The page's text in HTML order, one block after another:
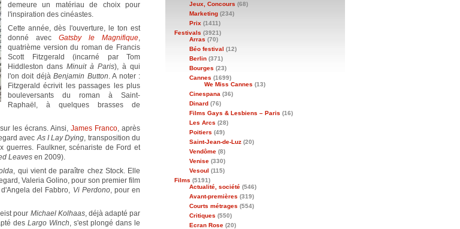
demeure un matériau de choix pour
l'inspiration des cinéastes.
Cette année, dès l'ouverture, le ton est
donné avec Gatsby le Magnifique,
quatrième version du roman de Francis
Scott Fitzgerald (incarné par Tom
Hiddleston dans Minuit à Paris), à qui
l'on doit déjàBenjamin Button. A noter :
Fitzgerald écrivit les passages les plus
bouleversants du roman à Saint-
Raphaël, à quelques brasses de
les écrans. Ainsi,James Franco, après
avecAs I Lay Dying, transposition du
guerres. Faulkner, scénariste de Ford et
Leaves en 2009).
, qui vient de paraître chez Stock. Elle
Valeria Golino, pour son premier film
del Fabbro, Vi Perdono, pour en
pour Michael Kolhaas, déjà adapté par
des Largo Winch, s'est plongé dans le
Jeux, Concours (68)
Marketing (234)
Prix (1411)
Festivals (3921)
Arras (70)
Béo festival (12)
Berlin (371)
Bourges (23)
Cannes (1699)
We Miss Cannes (13)
Cinespana (36)
Dinard (76)
Films Gays & Lesbiens – Paris (16)
Les Arcs (28)
Poitiers (49)
Saint-Jean-de-Luz (20)
Vendôme (8)
Venise (330)
Vesoul (115)
Films (5191)
Actualité, société (546)
Avant-premières (319)
Courts métrages (554)
Critiques (550)
Ecran Rose (20)